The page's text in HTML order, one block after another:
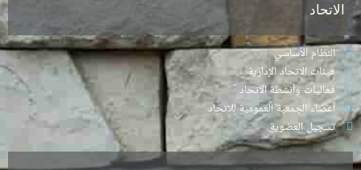
الاتحاد
النظام الأساسي
هيئات الاتحاد الإدارية
فعاليات وأنشطة الاتحاد
أعضاء الجمعية العمومية للاتحاد
تسجيل العضوية